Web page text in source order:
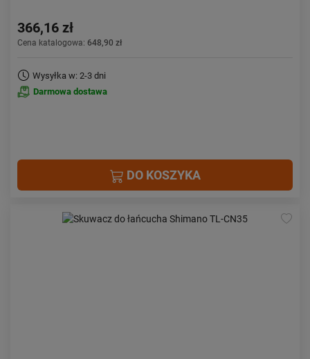
366,16 zł
Cena katalogowa: 648,90 zł
Wysyłka w: 2-3 dni
Darmowa dostawa
DO KOSZYKA